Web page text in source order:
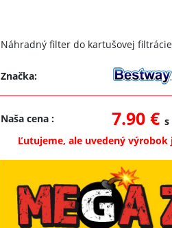
Náhradný filter do kartušovej
Značka:
Naša cena: 7.90 €s
Ľutujeme, ale uvedený